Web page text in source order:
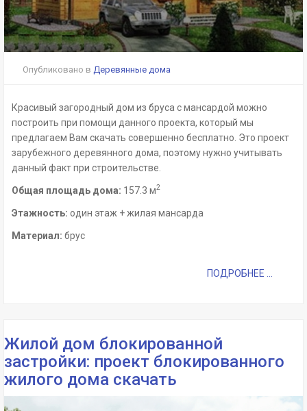
Опубликовано в Деревянные дома
Красивый загородный дом из бруса с мансардой можно
построить при помощи данного проекта, который мы
предлагаем Вам скачать совершенно бесплатно. Это проект
зарубежного деревянного дома, поэтому нужно учитывать
данный факт при строительстве.
Общая площадь дома: 157.3 м2
Этажность: один этаж + жилая мансарда
Материал: брус
ПОДРОБНЕЕ ...
Жилой дом блокированной
застройки: проект блокированного
жилого дома скачать